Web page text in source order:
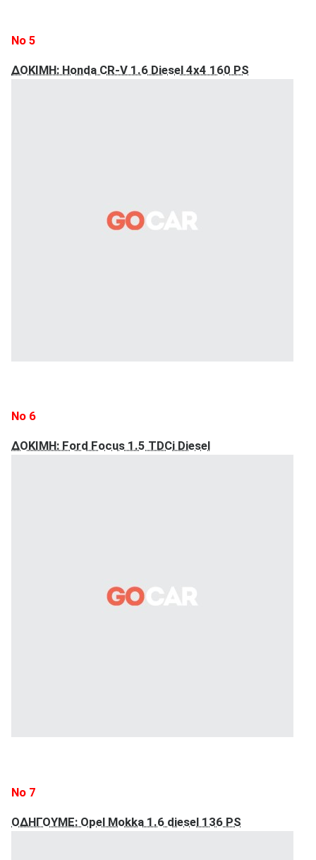
Νο 5
ΔΟΚΙΜΗ: Honda CR-V 1.6 Diesel 4x4 160 PS
Νο 6
ΔΟΚΙΜΗ: Ford Focus 1.5 TDCi Diesel
Νο 7
ΟΔΗΓΟΥΜΕ: Opel Mokka 1.6 diesel 136 PS